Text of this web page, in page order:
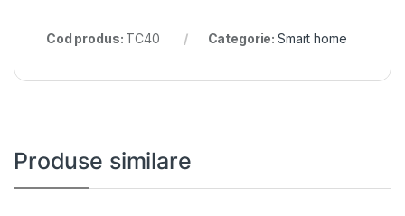
Cod produs: TC40 Categorie: Smart home
Produse similare